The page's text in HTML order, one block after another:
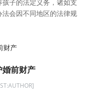
子的法定义务，诸如支
会因不同地区的法律规
前财产